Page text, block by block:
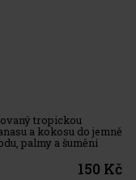
tropickou
a kokosu do jemně
palmy a šumění
servírovat ně
150 Kč